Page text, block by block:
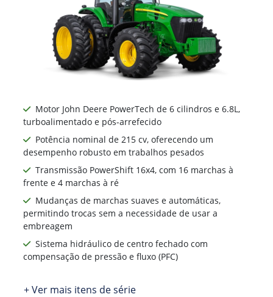
Motor John Deere PowerTech de 6 cilindros e 6.8L,
turboalimentado e pós-arrefecido
Potência nominal de 215 cv, oferecendo um
desempenho robusto em trabalhos pesados
Transmissão PowerShift 16x4, com 16 marchas à
frente e 4 marchas à ré
Mudanças de marchas suaves e automáticas,
permitindo trocas sem a necessidade de usar a
embreagem
Sistema hidráulico de centro fechado com
compensação de pressão e fluxo (PFC)
+ Ver mais itens de série